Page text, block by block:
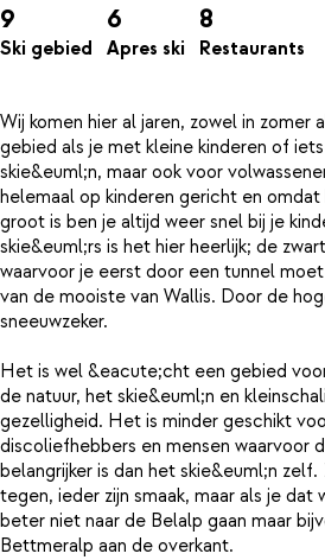
9
Ski gebied
6
Apres ski
8
Restaurants
Wij komen hier al jaren, zowel in zomer
gebied als je met kleine kinderen of
skie&euml;n, maar ook voor
helemaal op kinderen gericht en
groot is ben je altijd weer snel bij je
skie&euml;rs is het hier heerlijk; de
waarvoor je eerst door een tunnel
van de mooiste van Wallis. Door de
sneeuwzeker.
Het is wel &eacute;cht een gebied
de natuur, het skie&euml;n en
gezelligheid. Het is minder geschikt
discoliefhebbers en mensen waarvoor
belangrijker is dan het skie&euml;n
tegen, ieder zijn smaak, maar als je dat
beter niet naar de Belalp gaan maar
Bettmeralp aan de overkant.